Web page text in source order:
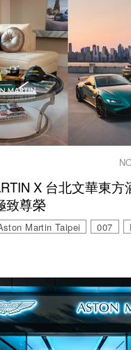
X 台北文華東
致尊榮
Martin Taipei 007